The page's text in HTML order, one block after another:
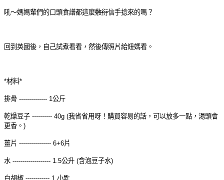
吼～媽媽輩們的口頭食譜都這麼敷衍信手捻來的嗎？
回到英國後，自己試煮看看，然後傳照片給妞媽看。
*材料*
排骨 -------------- 1公斤
乾燥豆子 ---------- 40g (我省省用呀！購買容易的話，可以放多一點，湯頭會
更香。)
薑片 ---------------- 6+6片
水 ------------------- 1.5公升 (含泡豆子水)
白胡椒 ------------ 1 小匙